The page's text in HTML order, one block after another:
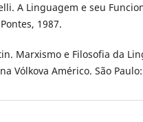
A Linguagem e seu
1987.
Marxismo e Filosofia da
Vólkova Américo. São